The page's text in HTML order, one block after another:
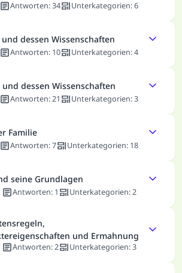
Antworten:34 Unterkategorien:6
dessen Wissenschaften
Antworten: 10 Unterkategorien:4
dessen Wissenschaften
Antworten:21 Unterkategorien:3
Familie
Antworten:7 Unterkategorien: 18
seine Grundlagen
Antworten: 1 Unterkategorien: 2
und Ermahnung
Antworten:2 Unterkategorien: 3